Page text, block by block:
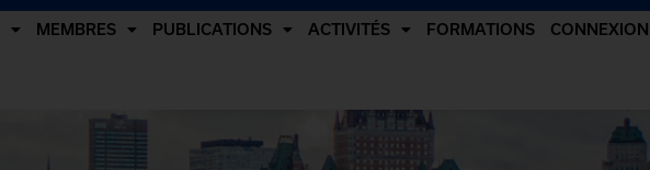
MEMBRES PUBLICATIONS ACTIVITÉS FORMATIONS CONNEXION